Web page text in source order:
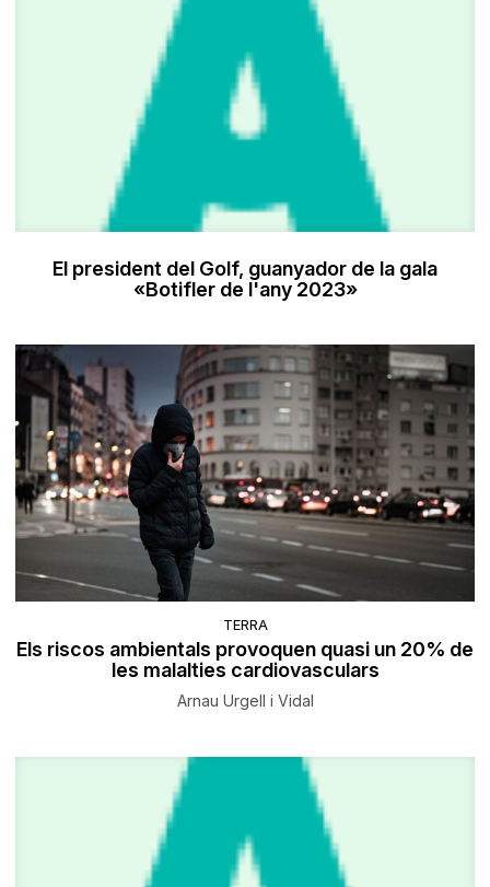
El president del Golf, guanyador de la gala
«Botifler de l'any 2023»
TERRA
​Els riscos ambientals provoquen quasi un 20% de
les malalties cardiovasculars
Arnau Urgell i Vidal